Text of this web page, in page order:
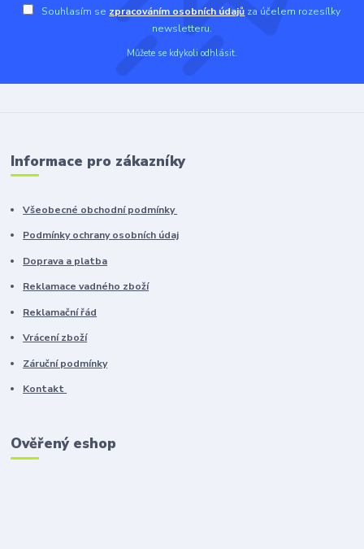
Souhlasím se zpracováním osobních údajů za účelem rozesílky
newsletteru.
Můžete se kdykoli odhlásit.
Informace pro zákazníky
Všeobecné obchodní podmínky
Podmínky ochrany osobních údaj
Doprava a platba
Reklamace vadného zboží
Reklamační řád
Vrácení zboží
Záruční podmínky
Kontakt
Ověřený eshop